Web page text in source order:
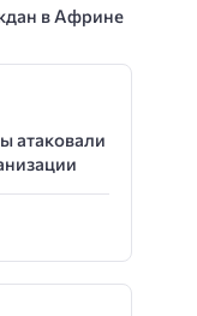
в Африне
атаковали